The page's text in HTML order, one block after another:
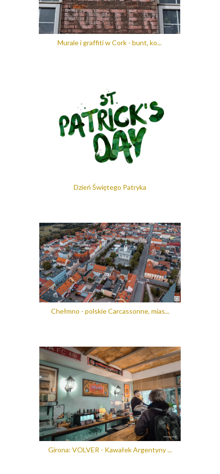
Murale i graffiti w Cork - bunt, ko...
Dzień Świętego Patryka
Chełmno - polskie Carcassonne, mias...
Girona: VOLVER - Kawałek Argentyny ...